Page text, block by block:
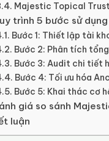
Majestic Topical
trình 5 bước sử
Bước 1: Thiết lập tài
Bước 2: Phân tích
Bước 3: Audit chi tiết
Bước 4: Tối ưu hóa
Bước 5: Khai thác cơ
giá so sánh
luận